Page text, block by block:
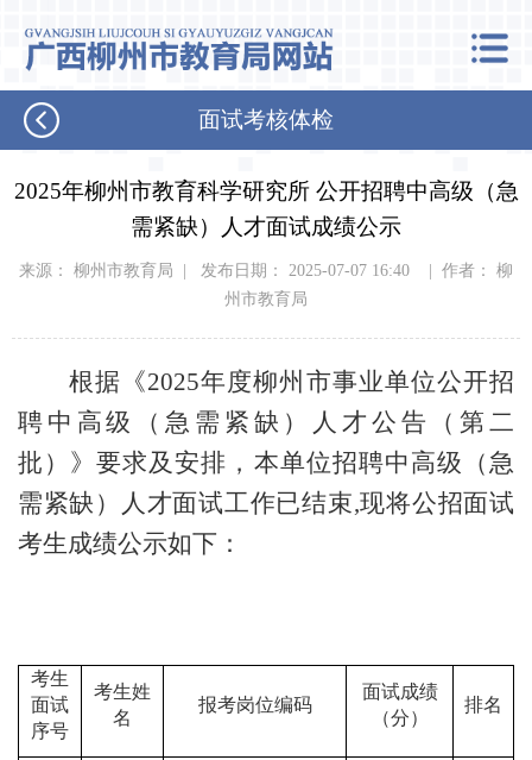
面试考核体检
2025年柳州市教育科学研究所 公开招聘中高级（急
需紧缺）人才面试成绩公示
来源： 柳州市教育局 | 发布日期： 2025-07-07 16:40 | 作者： 柳
州市教育局
根据《2025年度柳州市事业单位公开招
聘中高级（急需紧缺）人才公告（第二
批）》要求及安排，本单位招聘中高级（急
需紧缺）人才面试工作已结束,现将公招面试
考生成绩公示如下：
考生
面试
序号
考生姓
名
报考岗位编码
面试成绩
（分）
排名